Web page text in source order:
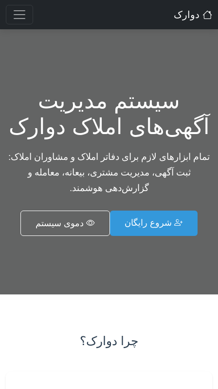
دوارک
سیستم مدیریت
آگهی‌های املاک دوارک
تمام ابزارهای لازم برای دفاتر املاک و مشاوران املاک:
ثبت آگهی، مدیریت مشتری، بیعانه، معامله و
گزارش‌دهی هوشمند.
شروع رایگان دموی سیستم
چرا دوارک؟